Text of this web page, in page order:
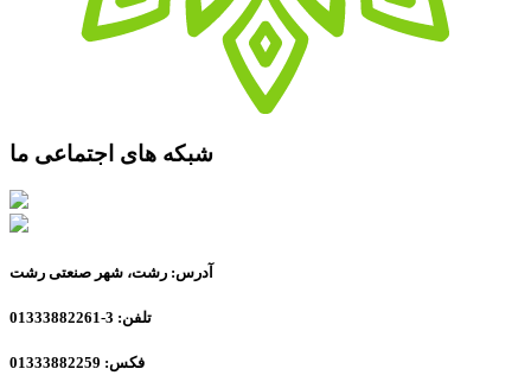
شبکه های اجتماعی ما
آدرس: رشت، شهر صنعتی رشت
تلفن: 3-01333882261
فکس: 01333882259